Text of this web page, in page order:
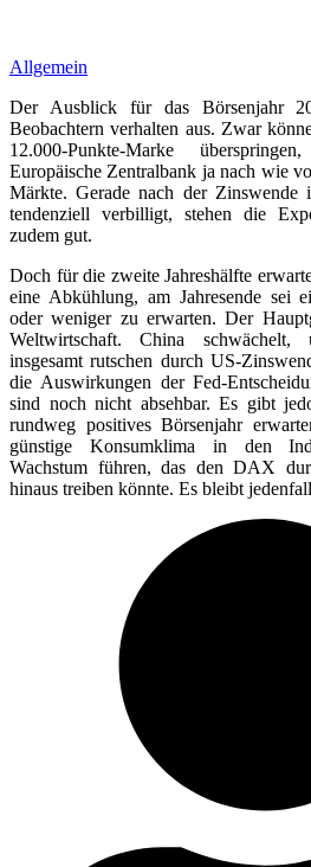
Allgemein
Der Ausblick für das Börsenjahr
Beobachtern verhalten aus. Zwar
12.000-Punkte-Marke
Europäische Zentralbank ja nach wie
Märkte. Gerade nach der
tendenziell verbilligt, stehen die
zudem gut.
Doch für die zweite Jahreshälfte
eine Abkühlung, am Jahresende sei
oder weniger zu erwarten. Der
Weltwirtschaft. China schwächelt,
insgesamt rutschen durch US-
die Auswirkungen der Fed-
sind noch nicht absehbar. Es gibt
rundweg positives Börsenjahr
günstige Konsumklima in den
Wachstum führen, das den DAX
hinaus treiben könnte. Es bleibt